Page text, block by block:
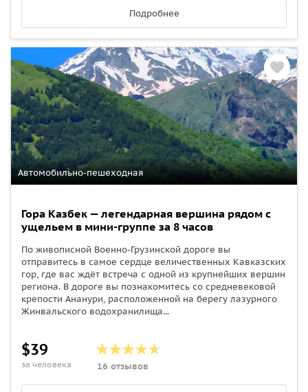
Подробнее
Автомобильно-пешеходная
Гора Казбек — легендарная вершина рядом с
ущельем в мини-группе за 8 часов
По живописной Военно-Грузинской дороге вы
отправитесь в самое сердце величественных Кавказских
гор, где вас ждёт встреча с одной из крупнейших вершин
региона. В дороге вы познакомитесь со средневековой
крепости Ананури, расположенной на берегу лазурного
Жинвальского водохранилища...
$39
за человека 16 отзывов